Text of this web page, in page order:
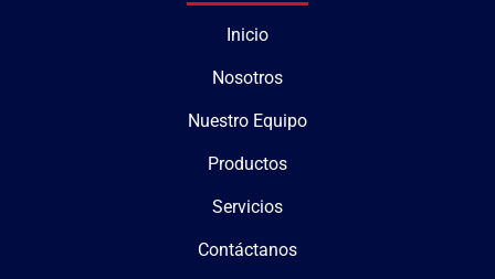
Inicio
Nosotros
Nuestro Equipo
Productos
Servicios
Contáctanos